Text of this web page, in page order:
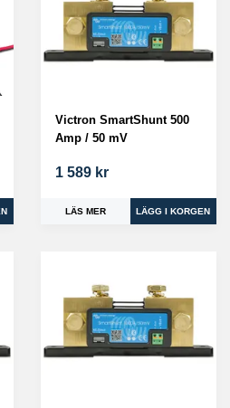
Victron SmartShunt 500
Amp / 50 mV
1 589 kr
LÄS MER